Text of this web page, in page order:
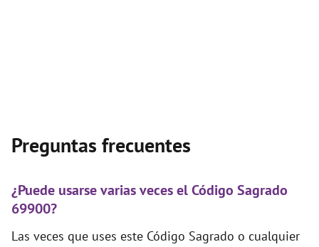
Preguntas frecuentes
¿Puede usarse varias veces el Código Sagrado
69900?
Las veces que uses este Código Sagrado o cualquier